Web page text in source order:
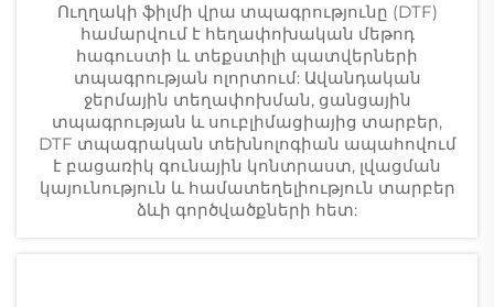
Ուղղակի ֆիլմի վրա տպագրությունը (DTF)
համարվում է հեղափոխական մեթոդ
հագուստի և տեքստիլի պատվերների
տպագրության ոլորտում: Ավանդական
ջերմային տեղափոխման, ցանցային
տպագրության և սուբլիմացիայից տարբեր,
DTF տպագրական տեխնոլոգիան ապահովում
է բացառիկ գունային կոնտրաստ, լվացման
կայունություն և համատեղելիություն տարբեր
ձևի գործվածքների հետ: